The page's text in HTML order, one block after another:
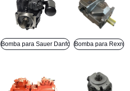
Bomba para Sauer DanfossBomba para Rexroth
SOBRE NOSOTROS